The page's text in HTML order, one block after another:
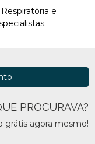
e
PROCURAVA?
grátis agora mesmo!